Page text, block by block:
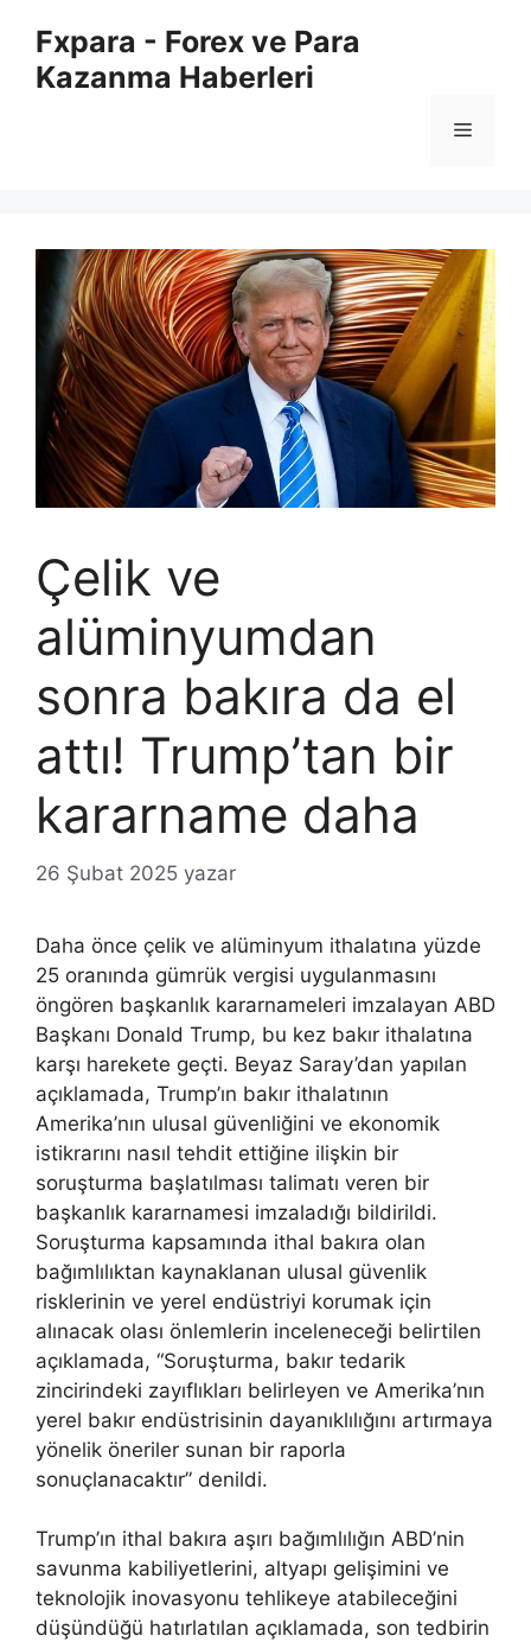
Fxpara - Forex ve Para
Kazanma Haberleri
Menü
Çelik ve
alüminyumdan
sonra bakıra da el
attı! Trump’tan bir
kararname daha
26 Şubat 2025 yazar
Daha önce çelik ve alüminyum ithalatına yüzde
25 oranında gümrük vergisi uygulanmasını
öngören başkanlık kararnameleri imzalayan ABD
Başkanı Donald Trump, bu kez bakır ithalatına
karşı harekete geçti. Beyaz Saray’dan yapılan
açıklamada, Trump’ın bakır ithalatının
Amerika’nın ulusal güvenliğini ve ekonomik
istikrarını nasıl tehdit ettiğine ilişkin bir
soruşturma başlatılması talimatı veren bir
başkanlık kararnamesi imzaladığı bildirildi.
Soruşturma kapsamında ithal bakıra olan
bağımlılıktan kaynaklanan ulusal güvenlik
risklerinin ve yerel endüstriyi korumak için
alınacak olası önlemlerin inceleneceği belirtilen
açıklamada, “Soruşturma, bakır tedarik
zincirindeki zayıflıkları belirleyen ve Amerika’nın
yerel bakır endüstrisinin dayanıklılığını artırmaya
yönelik öneriler sunan bir raporla
sonuçlanacaktır” denildi.
Trump’ın ithal bakıra aşırı bağımlılığın ABD’nin
savunma kabiliyetlerini, altyapı gelişimini ve
teknolojik inovasyonu tehlikeye atabileceğini
düşündüğü hatırlatılan açıklamada, son tedbirin